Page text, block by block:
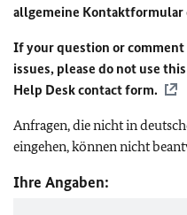
allgemeine Kontaktformular
If your question or
issues, please do not use
Help Desk contact form.
Anfragen, die nicht in
eingehen, können nicht
Ihre Angaben: